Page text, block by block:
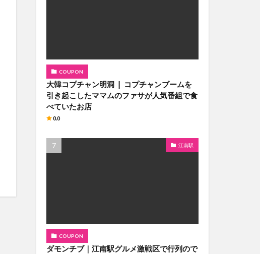
COUPON
大韓コプチャン明洞 ❘ コプチャンブームを
引き起こしたママムのファサが人気番組で食
べていたお店
0.0
江南駅
COUPON
ダモンチブ｜江南駅グルメ激戦区で行列ので